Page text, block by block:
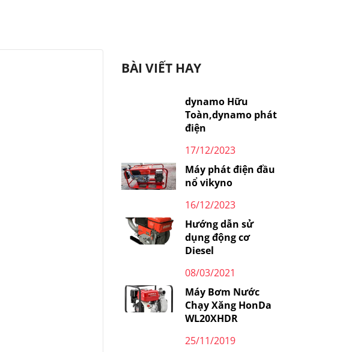
BÀI VIẾT HAY
dynamo Hữu
Toàn,dynamo phát
điện
17/12/2023
Máy phát điện đầu
nổ vikyno
16/12/2023
Hướng dẫn sử
dụng động cơ
Diesel
08/03/2021
Máy Bơm Nước
Chạy Xăng HonDa
WL20XHDR
25/11/2019